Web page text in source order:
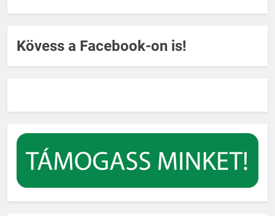
Kövess a Facebook-on is!